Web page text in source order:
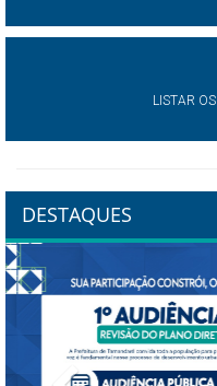
LISTAR
DESTAQUES